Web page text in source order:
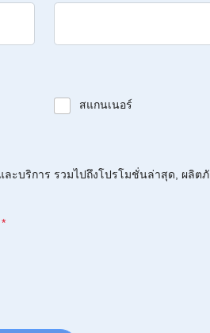
สแกนเนอร์
ะบริการ รวมไปถึงโปรโมชั่นล่าสุด, ผลิ
*